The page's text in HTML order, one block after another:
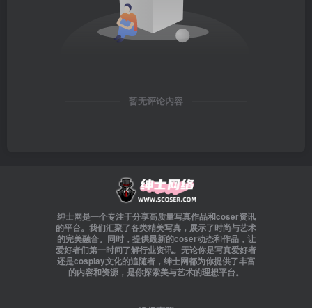
暂无评论内容
绅士网是一个专注于分享高质量写真作品和coser资讯
的平台。我们汇聚了各类精美写真，展示了时尚与艺术
的完美融合。同时，提供最新的coser动态和作品，让
爱好者们第一时间了解行业资讯。无论你是写真爱好者
还是cosplay文化的追随者，绅士网都为你提供了丰富
的内容和资源，是你探索美与艺术的理想平台。